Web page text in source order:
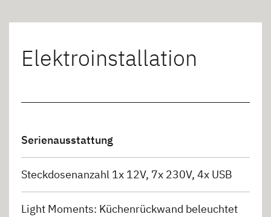
Elektroinstallation
Serienausstattung
Steckdosenanzahl 1x 12V, 7x 230V, 4x USB
Light Moments: Küchenrückwand beleuchtet